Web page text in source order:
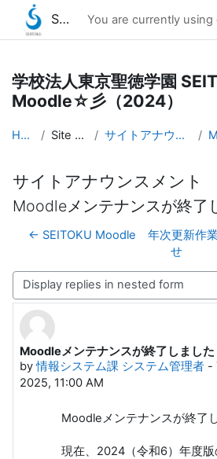
Skip to main content
SEITOKU Moodle☆彡（2024） You are currently
学校法人東京聖徳学園
Moodle☆彡（2024）
Home Site pages サイトアナウンスメント
サイトアナウンスメント
Moodleメンテナンスが終了
← SEITOKU Moodle 年次更新作
せ
Display mode
Moodleメンテナンスが終了しました
by情報システム課 システム管理者 -
2025, 11:00 AM
Number of replies: 0
Moodleメンテナンスが終了
現在、2024（令和6）年度